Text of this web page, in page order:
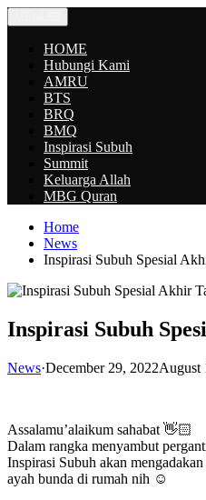
Skip
to
contentHOME
Hubungi Kami
AMRU
BTS
BRQ
BMQ
Inspirasi Subuh
Summit
Keluarga Allah
MBG Quran
Home
News
Inspirasi Subuh Spesial
Inspirasi Subuh
News·December 29, 2022August
Assalamu’alaikum sahabat 👋🏻
Dalam rangka menyambut
Inspirasi Subuh akan
ayah bunda di rumah nih ☺️